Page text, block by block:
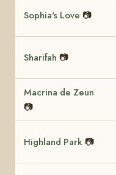
Sophia's Love 📷
Sharifah 📷
Macrina de Zeun
📷
Highland Park 📷